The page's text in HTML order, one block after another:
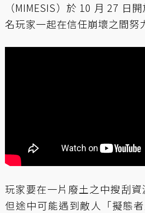
（MIMESIS）於 10 月 27 日
名玩家一起在信任崩壞之間努
玩家要在一片廢土之中搜刮資
但途中可能遇到敵人「擬態者